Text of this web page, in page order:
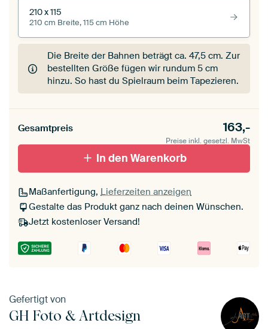
210 x 115
210 cm Breite, 115 cm Höhe
Die Breite der Bahnen beträgt ca.47,5 cm. Zur
bestellten Größe fügen wir rundum 5 cm
hinzu. So hast du Spielraum beim Tapezieren.
Gesamtpreis 163,-
Preise inkl. gesetzl. MwSt
In den Warenkorb
Maßanfertigung, Lieferzeiten anzeigen
Gestalte das Produkt ganz nach deinen Wünschen.
Jetzt kostenloser Versand!
Gefertigt von
GH Foto & Artdesign